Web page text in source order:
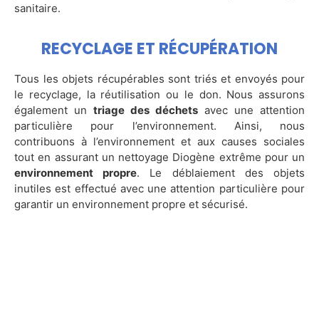
sanitaire.
RECYCLAGE ET RÉCUPÉRATION
Tous les objets récupérables sont triés et envoyés pour
le recyclage, la réutilisation ou le don. Nous assurons
également un triage des déchets avec une attention
particulière pour l’environnement. Ainsi, nous
contribuons à l’environnement et aux causes sociales
tout en assurant un nettoyage Diogène extrême pour un
environnement propre. Le déblaiement des objets
inutiles est effectué avec une attention particulière pour
garantir un environnement propre et sécurisé.